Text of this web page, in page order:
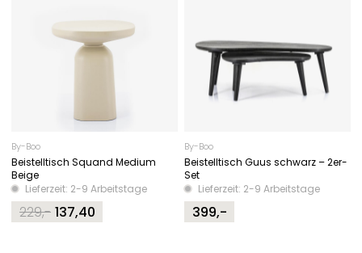
By-Boo
Beistelltisch Squand Medium
Beige
Lieferzeit: 2-9 Arbeitstage
229,-
Original137,40
Current
By-Boo
Beistelltisch Guus schwarz – 2er-
Set
Lieferzeit: 2-9 Arbeitstage
399,-